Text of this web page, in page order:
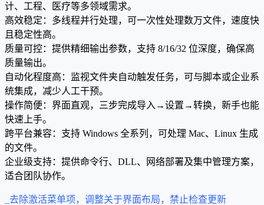
计、工程、医疗等多领域需求。
高效稳定：多线程并行处理，可一次性处理数万文件，速度快
且稳定性高。
质量可控：提供精细输出参数，支持 8/16/32 位深度，确保高
质量输出。
自动化程度高：监视文件夹自动触发任务，可与脚本或企业系
统集成，减少人工干预。
操作简便：界面直观，三步完成导入→设置→转换，新手也能
快速上手。
跨平台兼容：支持 Windows 全系列，可处理 Mac、Linux 生成
的文件。
企业级支持：提供命令行、DLL、网络部署及集中管理方案，
适合团队协作。
_去除激活菜单项，调整关于界面布局，禁止检查更新